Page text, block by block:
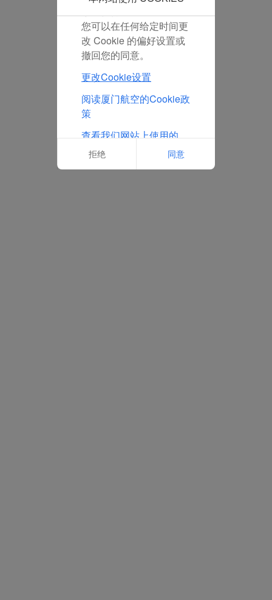
您可以在任何给定时间更
改 Cookie 的偏好设置或
撤回您的同意。
更改Cookie设置
阅读厦门航空的Cookie政
策
查看我们网站上使用的
Cookie的完整列表
拒绝 同意